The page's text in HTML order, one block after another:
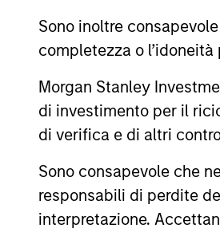
Sono inoltre
completezza o
Morgan Stanley
di investimento per il
di verifica e di altri
Sono consapevole che
responsabili di perdite
interpretazione.
Se la società di gestione del
lo farà nel rispetto delle norme
Per i termini e le definizioni
Tutti i dati di performance sono
rimborso delle azioni. La fonte di
Il valore degli investimenti e i
recuperare l'importo investito.
I dati di performance per i
inizio anno non sono
obiettivi d’investimento, i rischi,